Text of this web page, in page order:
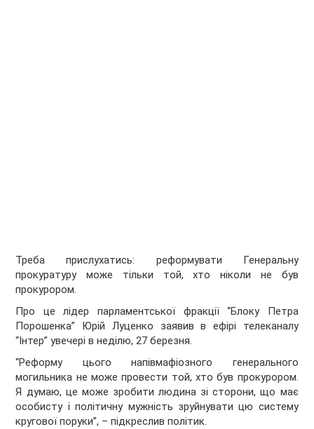
Треба прислухатись: реформувати Генеральну
прокуратуру може тільки той, хто ніколи не був
прокурором.
Про це лідер парламентської фракції “Блоку Петра
Порошенка” Юрій Луценко заявив в ефірі телеканалу
“Інтер” увечері в неділю, 27 березня.
“Реформу цього напівмафіозного генерального
могильника не може провести той, хто був прокурором.
Я думаю, це може зробити людина зі сторони, що має
особисту і політичну мужність зруйнувати цю систему
кругової поруки”, – підкреслив політик.